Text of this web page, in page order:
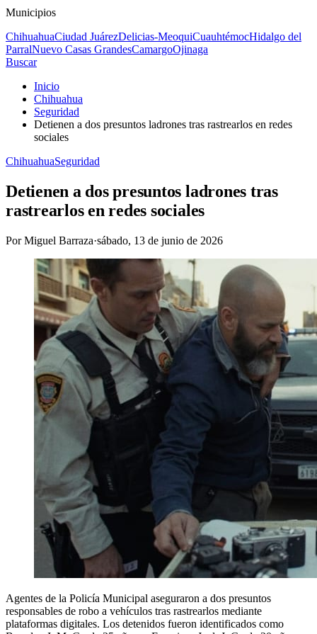
Municipios
ChihuahuaCiudad JuárezDelicias-MeoquiCuauhtémocHidalgo del
ParralNuevo Casas GrandesCamargoOjinaga
Buscar
Inicio
Chihuahua
Seguridad
Detienen a dos presuntos ladrones tras rastrearlos en redes
sociales
ChihuahuaSeguridad
Detienen a dos presuntos ladrones tras
rastrearlos en redes sociales
PorMiguel Barraza·sábado, 13 de junio de 2026
Agentes de la Policía Municipal aseguraron a dos presuntos
responsables de robo a vehículos tras rastrearlos mediante
plataformas digitales. Los detenidos fueron identificados como